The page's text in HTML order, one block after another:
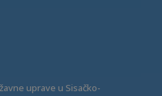
uprave u Sisačko-